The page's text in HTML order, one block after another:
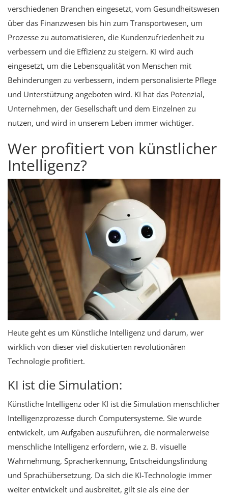
verschiedenen Branchen eingesetzt, vom Gesundheitswesen
über das Finanzwesen bis hin zum Transportwesen, um
Prozesse zu automatisieren, die Kundenzufriedenheit zu
verbessern und die Effizienz zu steigern. KI wird auch
eingesetzt, um die Lebensqualität von Menschen mit
Behinderungen zu verbessern, indem personalisierte Pflege
und Unterstützung angeboten wird. KI hat das Potenzial,
Unternehmen, der Gesellschaft und dem Einzelnen zu
nutzen, und wird in unserem Leben immer wichtiger.
Wer profitiert von künstlicher
Intelligenz?
Heute geht es um Künstliche Intelligenz und darum, wer
wirklich von dieser viel diskutierten revolutionären
Technologie profitiert.
KI ist die Simulation:
Künstliche Intelligenz oder KI ist die Simulation menschlicher
Intelligenzprozesse durch Computersysteme. Sie wurde
entwickelt, um Aufgaben auszuführen, die normalerweise
menschliche Intelligenz erfordern, wie z. B. visuelle
Wahrnehmung, Spracherkennung, Entscheidungsfindung
und Sprachübersetzung. Da sich die KI-Technologie immer
weiter entwickelt und ausbreitet, gilt sie als eine der